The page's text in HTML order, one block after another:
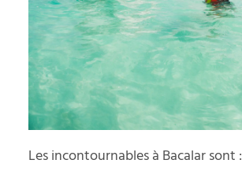
Les incontournables à Bacalar sont :